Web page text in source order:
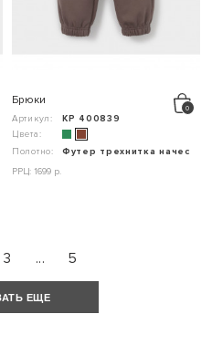
Брюки
Артикул:
КР 400839
Цвета:
Полотно:
Футер трехнитка начес
РРЦ: 1699 р.
3 ... 5
ЕЩЕ